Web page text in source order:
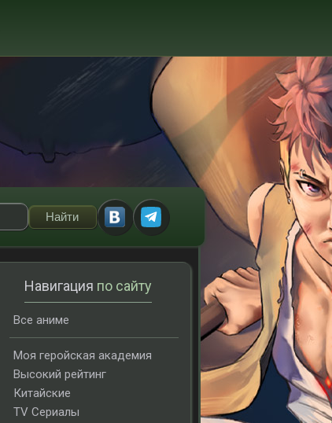
Навигация по сайту
Все аниме
Моя геройская академия
Высокий рейтинг
Китайские
TV Сериалы